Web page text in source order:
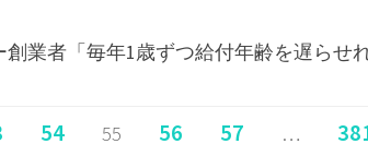
創業者「毎年1歳ずつ給付年齢を遅らせ
54 55 56 57 …